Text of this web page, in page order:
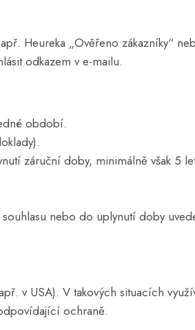
Heureka „Ověřeno zákazníky“
odkazem v e-mailu.
období.
záruční doby, minimálně však 5
nebo do uplynutí doby
v USA). V takových situacích
ochraně.